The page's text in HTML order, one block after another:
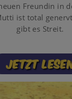
Freundin in
ist total
gibt es Streit.
Jetzt